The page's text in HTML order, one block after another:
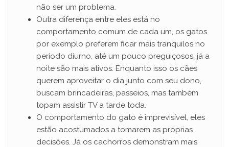
não ser um problema.
Outra diferença entre eles está no
comportamento comum de cada um, os gatos
por exemplo preferem ficar mais tranquilos no
período diurno, até um pouco preguiçosos, já a
noite são mais ativos. Enquanto isso os cães
querem aproveitar o dia junto com seu dono,
buscam brincadeiras, passeios, mas também
topam assistir TV a tarde toda.
O comportamento do gato é imprevisível, eles
estão acostumados a tomarem as próprias
decisões. Já os cachorros demonstram mais